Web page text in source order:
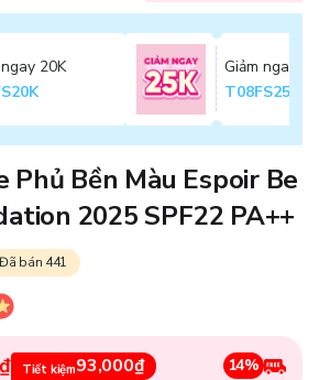
20K
Giảm ngay
T08FS25K
Phủ Bền Màu Espoir Be
2025 SPF22 PA++
Đã bán 441
Tiết kiệm93,000₫ 14%